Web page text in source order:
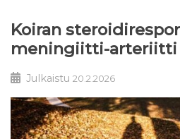
Koiran
meningiitti-arteriitti
Julkaistu 20.2.2026